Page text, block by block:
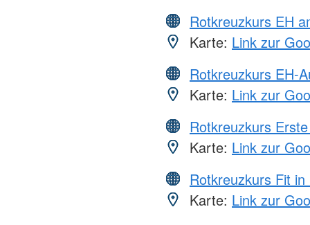
Rotkreuzkurs EH
Karte: Link zur
Rotkreuzkurs EH-
Karte: Link zur
Rotkreuzkurs
Karte: Link zur
Rotkreuzkurs Fit in
Karte: Link zur